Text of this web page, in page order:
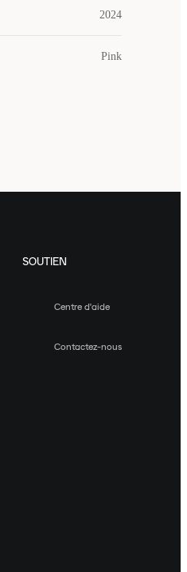
2024
Pink
SOUTIEN
Centre d'aide
Contactez-nous